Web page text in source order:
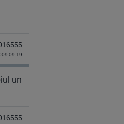
09:19
un